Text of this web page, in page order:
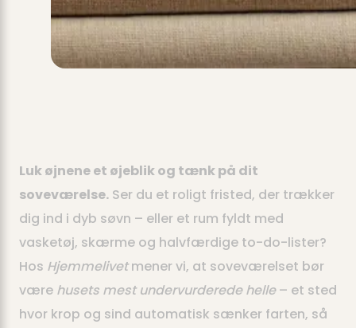
Luk øjnene et øjeblik og tænk på dit
soveværelse. Ser du et roligt fristed, der trækker
dig ind i dyb søvn – eller et rum fyldt med
vasketøj, skærme og halvfærdige to-do-lister?
Hos Hjemmelivetmener vi, at soveværelset bør
være husets mest undervurderede helle– et sted
hvor krop og sind automatisk sænker farten, så